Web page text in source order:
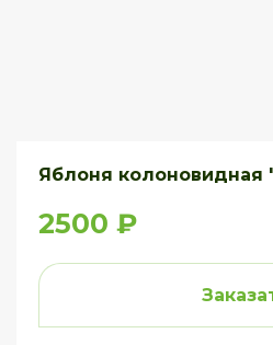
Яблоня колоновидная
2500 ₽